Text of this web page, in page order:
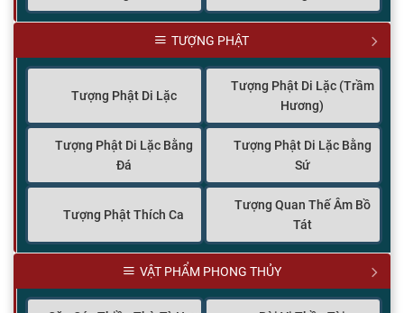
TƯỢNG PHẬT
Tượng Phật Di Lặc
Tượng Phật Di Lặc (Trầm
Hương)
Tượng Phật Di Lặc Bằng
Đá
Tượng Phật Di Lặc Bằng
Sứ
Tượng Phật Thích Ca
Tượng Quan Thế Âm Bồ
Tát
VẬT PHẨM PHONG THỦY